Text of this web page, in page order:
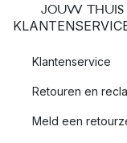
JOUW THUIS
Klantenservice
Retouren en
Meld een